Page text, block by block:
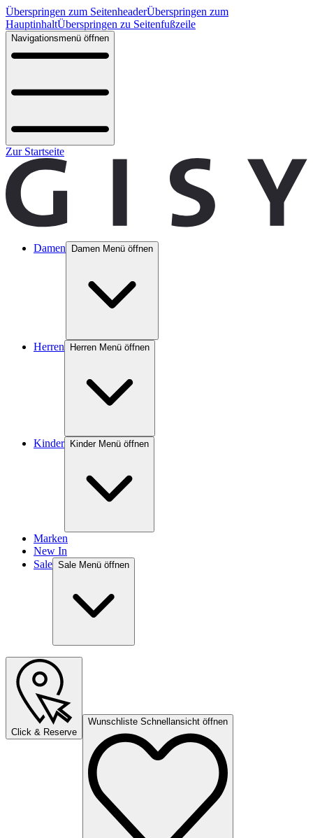
Überspringen zum SeitenheaderÜberspringen zum
HauptinhaltÜberspringen zu Seitenfußzeile
Navigationsmenü öffnen
Zur Startseite
Damen Damen Menü öffnen
Herren Herren Menü öffnen
Kinder Kinder Menü öffnen
Marken
New In
Sale Sale Menü öffnen
Click & Reserve
Wunschliste Schnellansicht öffnen